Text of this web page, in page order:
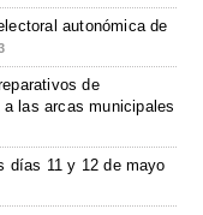
autonómica de
de
las arcas municipales
días 11 y 12 de mayo